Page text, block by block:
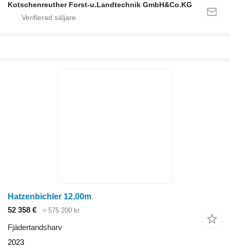
Kotschenreuther Forst-u.Landtechnik GmbH&Co.KG
Hatzenbichler 12,00m
52 358 €
≈ 575 200 kr
Fjädertandsharv
2023